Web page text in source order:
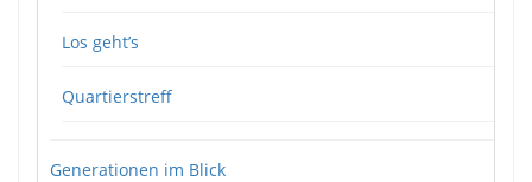
Los geht’s
Quartierstreff
Generationen im Blick